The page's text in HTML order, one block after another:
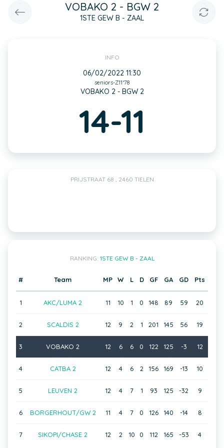
VOBAKO 2 - BGW 2
1STE GEW B - ZAAL
INFO
06/02/2022 11:30
seniors-Z11*78
VOBAKO 2 - BGW 2
14-11
PRIJSTRAAT 68 , 2460 TIELEN
RANKING: 1STE GEW B - ZAAL
# Team MP W L D GF GA GD Pts
1 AKC/LUMA 2 11 10 1 0 148 89 59 20
2 SCALDIS 2 12 9 2 1 201 145 56 19
3 VOBAKO 2 12 6 6 0 122 125 -3 12
4 CATBA 2 12 4 6 2 156 169 -13 10
5 LEUVEN 2 12 4 7 1 93 125 -32 9
6 BORGERHOUT/GW 2 11 4 7 0 126 140 -14 8
7 SIKOPI/CHASE 2 12 2 10 0 112 165 -53 4